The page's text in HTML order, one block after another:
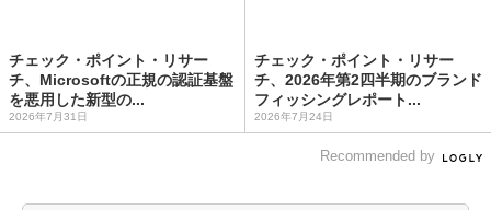
チェック・ポイント・リサー
チ、Microsoftの正規の認証基盤
を悪用した新型の...
2026年7月31日
チェック・ポイント・リサー
チ、2026年第2四半期のブランド
フィッシングレポート...
2026年7月24日
Recommended by